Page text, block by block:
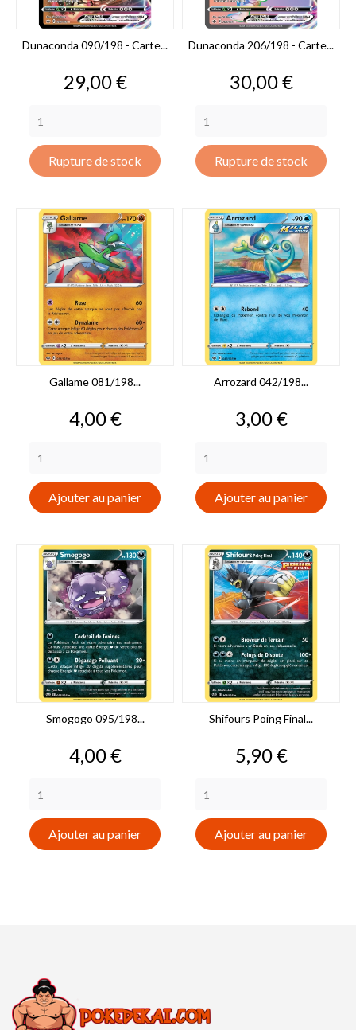
Dunaconda 090/198 - Carte...
Prix
29,00 €
Rupture de stock
Dunaconda 206/198 - Carte...
Prix
30,00 €
Rupture de stock
Gallame 081/198...
Prix
4,00 €
Ajouter au panier
Arrozard 042/198...
Prix
3,00 €
Ajouter au panier
Smogogo 095/198...
Prix
4,00 €
Ajouter au panier
Shifours Poing Final...
Prix
5,90 €
Ajouter au panier